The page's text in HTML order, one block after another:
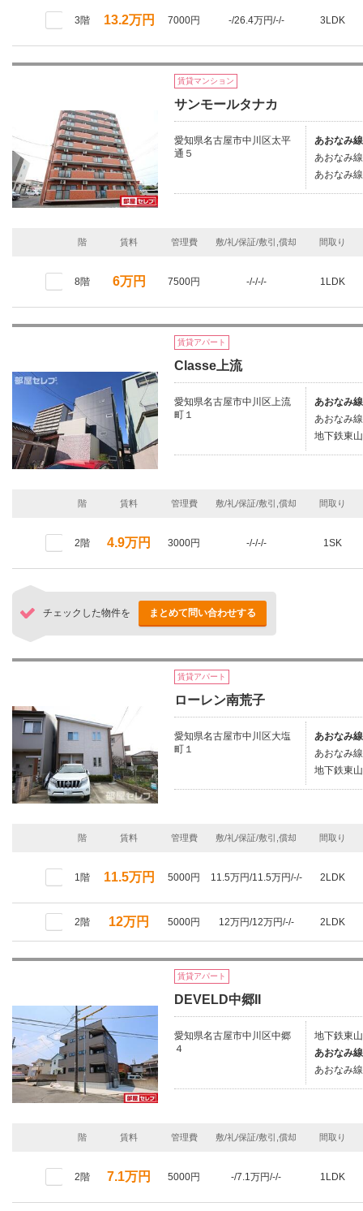
3階 13.2万円 7000円 -/26.4万円/-/- 3LDK
賃貸マンション
サンモールタナカ
愛知県名古屋市中川区太平
通５
あおなみ
あおなみ
あおなみ
階 賃料 管理費 敷/礼/保証/敷引,償却 間取り
8階 6万円 7500円 -/-/-/- 1LDK
賃貸アパート
Classe上流
愛知県名古屋市中川区上流
町１
あおなみ
あおなみ
地下鉄東
階 賃料 管理費 敷/礼/保証/敷引,償却 間取り
2階 4.9万円 3000円 -/-/-/- 1SK
チェックした物件を まとめて問い合わせする
賃貸アパート
ローレン南荒子
愛知県名古屋市中川区大塩
町１
あおなみ
あおなみ
地下鉄東
階 賃料 管理費 敷/礼/保証/敷引,償却 間取り
1階 11.5万円 5000円 11.5万円/11.5万円/-/- 2LDK
2階 12万円 5000円 12万円/12万円/-/- 2LDK
賃貸アパート
DEVELD中郷II
愛知県名古屋市中川区中郷
４
地下鉄東
あおなみ
あおなみ
階 賃料 管理費 敷/礼/保証/敷引,償却 間取り
2階 7.1万円 5000円 -/7.1万円/-/- 1LDK